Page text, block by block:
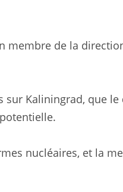
membre de la
Kaliningrad, que le
nucléaires, et la